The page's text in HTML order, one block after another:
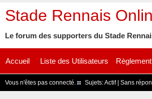
Stade Rennais
Le forum des supporters du Stade
Accueil Liste des Utilisateurs Règlement
Vous n'êtes pas connecté. Sujets:Actif| Sans